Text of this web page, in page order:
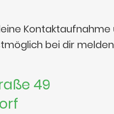
Kontaktaufnahme
bei dir
49